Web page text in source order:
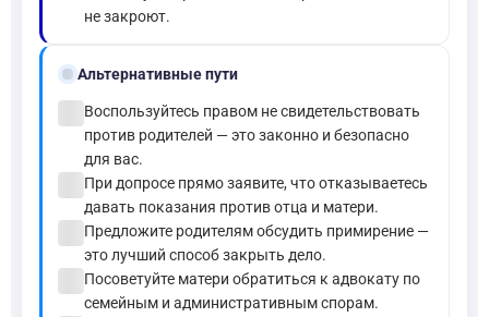
не закроют.
alt_routeАльтернативные пути
Воспользуйтесь правом не свидетельствовать
против родителей — это законно и безопасно
для вас.
При допросе прямо заявите, что отказываетесь
давать показания против отца и матери.
Предложите родителям обсудить примирение —
это лучший способ закрыть дело.
Посоветуйте матери обратиться к адвокату по
семейным и административным спорам.